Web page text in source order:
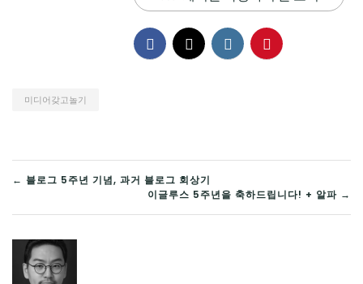
미디어갖고놀기
글
탐
색
← 블로그 5주년 기념, 과거 블로그 회상기
이글루스 5주년을 축하드립니다! + 알파 →